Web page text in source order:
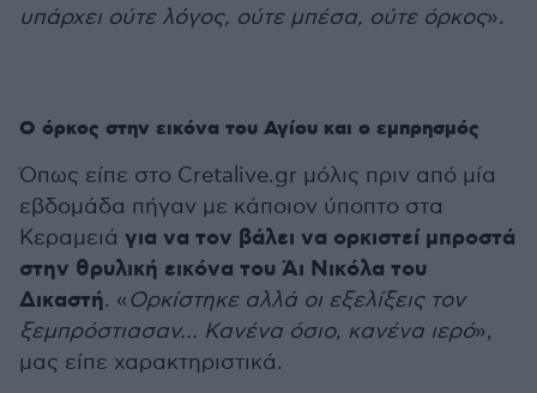
υπάρχει ούτε λόγος, ούτε μπέσα, ούτε όρκος».
Ο όρκος στην εικόνα του Αγίου και ο εμπρησμός
Όπως είπε στο Cretalive.gr μόλις πριν από μία
εβδομάδα πήγαν με κάποιον ύποπτο στα
Κεραμειά για να τον βάλει να ορκιστεί μπροστά
στην θρυλική εικόνα του Άι Νικόλα του
Δικαστή. «Ορκίστηκε αλλά οι εξελίξεις τον
ξεμπρόστιασαν… Κανένα όσιο, κανένα ιερό»,
μας είπε χαρακτηριστικά.